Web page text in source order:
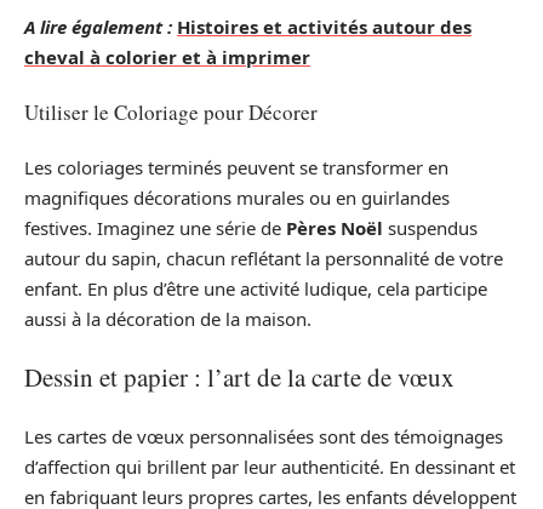
A lire également : Histoires et activités autour des
cheval à colorier et à imprimer
Utiliser le Coloriage pour Décorer
Les coloriages terminés peuvent se transformer en
magnifiques décorations murales ou en guirlandes
festives. Imaginez une série de Pères Noël suspendus
autour du sapin, chacun reflétant la personnalité de votre
enfant. En plus d’être une activité ludique, cela participe
aussi à la décoration de la maison.
Dessin et papier : l’art de la carte de vœux
Les cartes de vœux personnalisées sont des témoignages
d’affection qui brillent par leur authenticité. En dessinant et
en fabriquant leurs propres cartes, les enfants développent